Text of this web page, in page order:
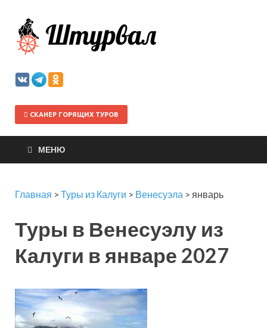
СКАНЕР ГОРЯЩИХ ТУРОВ
МЕНЮ
Главная > Туры из Калуги > Венесуэла > январь
Туры в Венесуэлу из
Калуги в январе 2027